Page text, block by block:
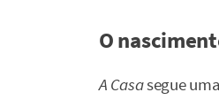
O
A Casasegue